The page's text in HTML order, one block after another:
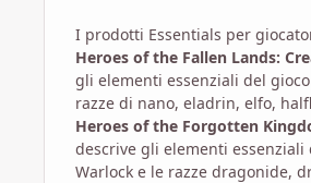
I prodotti Essentials per
Heroes of the Fallen Lands:
gli elementi essenziali del
razze di nano, eladrin, elfo,
Heroes of the Forgotten
descrive gli elementi
Warlock e le razze dragonide,